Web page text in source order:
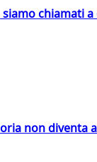
chiamati
non diventa